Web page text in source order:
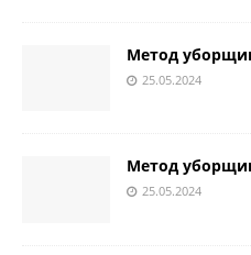
Метод
25.05.2024
Метод
25.05.2024